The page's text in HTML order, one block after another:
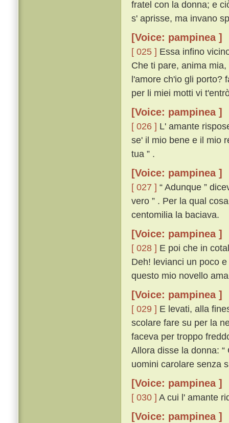
fratel con la donna; e
s' aprisse, ma invano
[Voice: pampinea ]
[ 025 ] Essa infino
Che ti pare, anima
l'amore ch'io gli porto?
per li miei motti vi
[Voice: pampinea ]
[ 026 ] L' amante
se' il mio bene e il mio
tua ” .
[Voice: pampinea ]
[ 027 ] “ Adunque ”
vero ” . Per la qual
centomilia la baciava.
[Voice: pampinea ]
[ 028 ] E poi che in
Deh! levianci un poco
questo mio novello
[Voice: pampinea ]
[ 029 ] E levati, alla
scolare fare su per la
faceva per troppo
Allora disse la donna:
uomini carolare senza
[Voice: pampinea ]
[ 030 ] A cui l' amante
[Voice: pampinea ]